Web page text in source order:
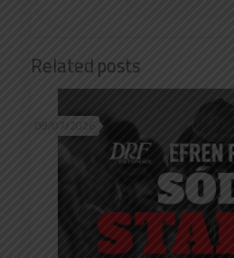
Related posts
08/07/2026